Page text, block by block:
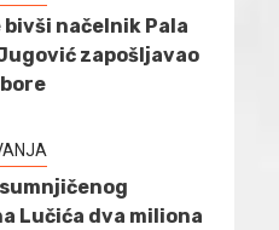
bivši načelnik Pala
zapošljavao
Lučića dva miliona